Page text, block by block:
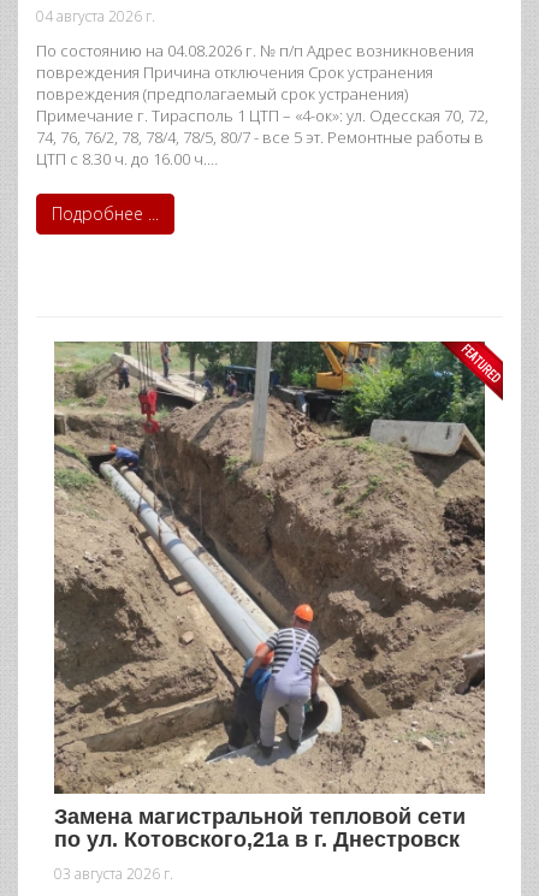
04 августа 2026 г.
По состоянию на 04.08.2026 г. № п/п Адрес возникновения
повреждения Причина отключения Срок устранения
повреждения (предполагаемый срок устранения)
Примечание г. Тирасполь 1 ЦТП – «4-ок»: ул. Одесская 70, 72,
74, 76, 76/2, 78, 78/4, 78/5, 80/7 - все 5 эт. Ремонтные работы в
ЦТП с 8.30 ч. до 16.00 ч.…
Подробнее ...
Замена магистральной тепловой сети
по ул. Котовского,21а в г. Днестровск
03 августа 2026 г.